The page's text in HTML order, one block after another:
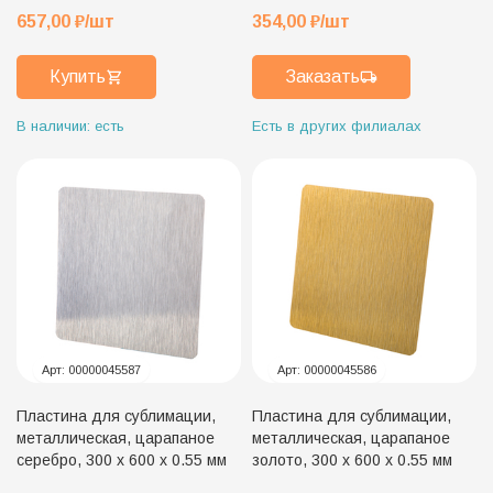
657,00 ₽/шт
Купить
В наличии: есть
354,00 ₽/шт
Заказать
Есть в других филиалах
Арт: 00000045587
Пластина для сублимации,
металлическая, царапаное
серебро, 300 х 600 х 0.55 мм
Арт: 00000045586
Пластина для сублимации,
металлическая, царапаное
золото, 300 х 600 х 0.55 мм